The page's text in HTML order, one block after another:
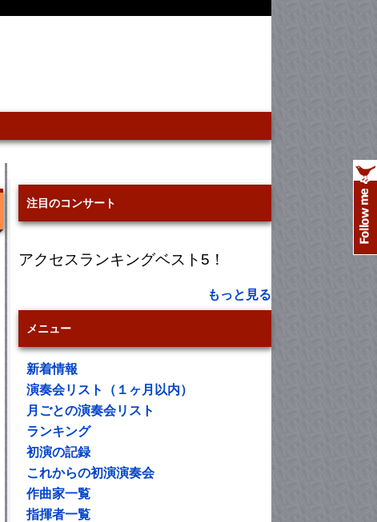
注目のコンサート
アクセスランキングベスト5！
もっと見る
メニュー
新着情報
演奏会リスト（１ヶ月以内）
月ごとの演奏会リスト
ランキング
初演の記録
これからの初演演奏会
作曲家一覧
指揮者一覧